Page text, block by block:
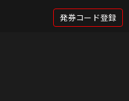
発券コード登録